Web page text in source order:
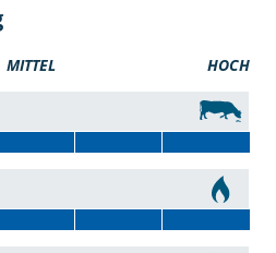
MITTEL HOCH